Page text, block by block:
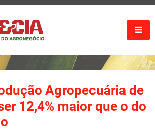
Agropecuária de
12,4% maior que o do